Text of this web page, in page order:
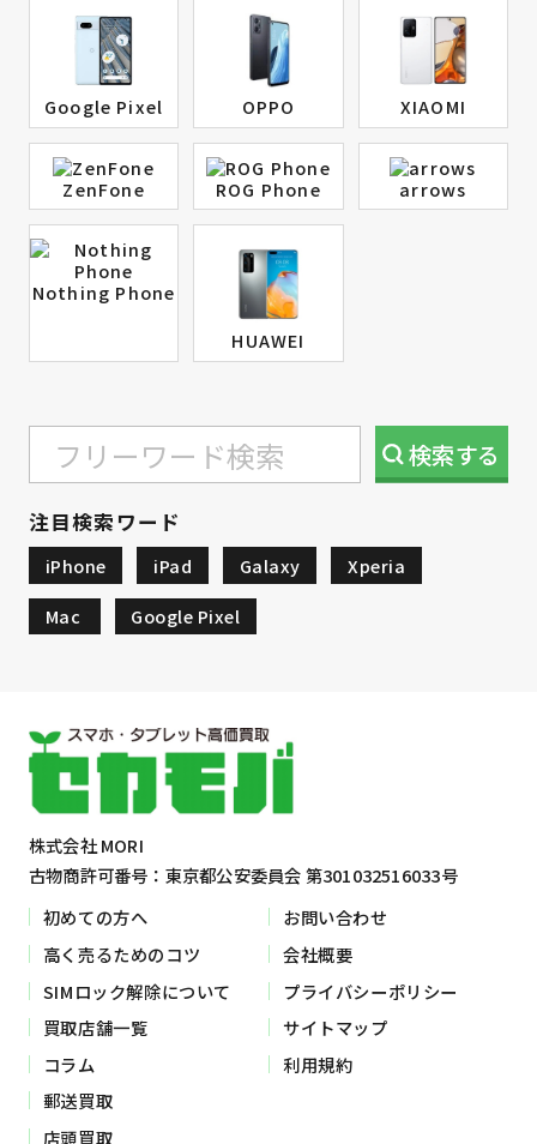
Google Pixel OPPO XIAOMI
ZenFone ROG Phone arrows
Nothing Phone
HUAWEI
検索する
注目検索ワード
iPhone iPad Galaxy Xperia
Mac Google Pixel
株式会社 MORI
古物商許可番号：東京都公安委員会 第301032516033号
初めての方へ
高く売るためのコツ
SIMロック解除について
買取店舗一覧
コラム
郵送買取
店頭買取
お問い合わせ
会社概要
プライバシーポリシー
サイトマップ
利用規約